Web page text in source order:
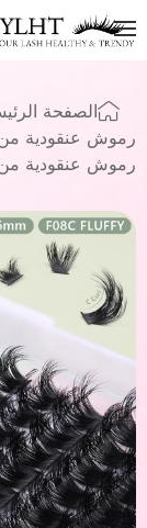
الصفحة
رموش عنقودية من